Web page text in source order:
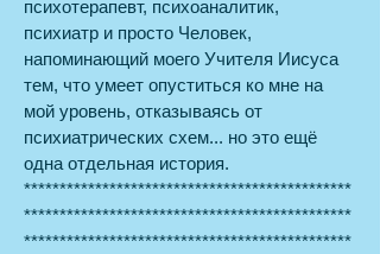
психотерапевт, психоаналитик,
психиатр и просто Человек,
напоминающий моего Учителя Иисуса
тем, что умеет опуститься ко мне на
мой уровень, отказываясь от
психиатрических схем... но это ещё
одна отдельная история.
**********************************************
**********************************************
**********************************************